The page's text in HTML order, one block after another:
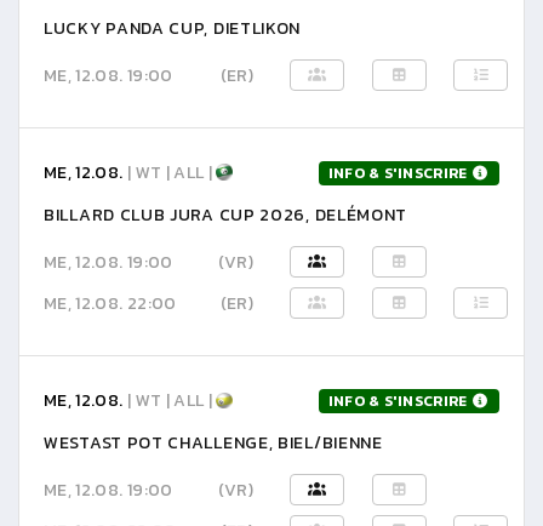
LUCKY PANDA CUP, DIETLIKON
ME, 12.08. 19:00
(ER)
ME, 12.08. | WT | ALL | INFO & S'INSCRIRE
BILLARD CLUB JURA CUP 2026, DELÉMONT
ME, 12.08. 19:00
(VR)
ME, 12.08. 22:00
(ER)
ME, 12.08. | WT | ALL | INFO & S'INSCRIRE
WESTAST POT CHALLENGE, BIEL/BIENNE
ME, 12.08. 19:00
(VR)